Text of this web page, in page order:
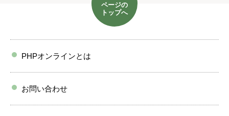
ページの
トップへ
PHPオンラインとは
お問い合わせ